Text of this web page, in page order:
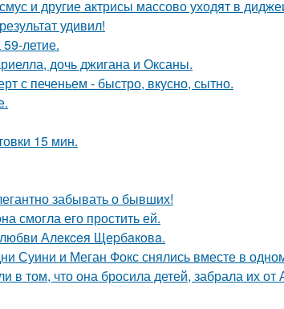
и другие актрисы массово уходят в
удивил!
летие.
дочь джигана и Оксаны.
с печеньем - быстро, вкусно, сытно.
15 мин.
забывать о бывших!
смогла его простить ей.
Алeкceя Щepбaкoвa.
Суини и Меган Фокс снялись вместе в
том, что она бросила детей, забрала их от